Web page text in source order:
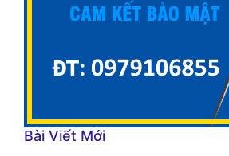
Bài Viết Mới